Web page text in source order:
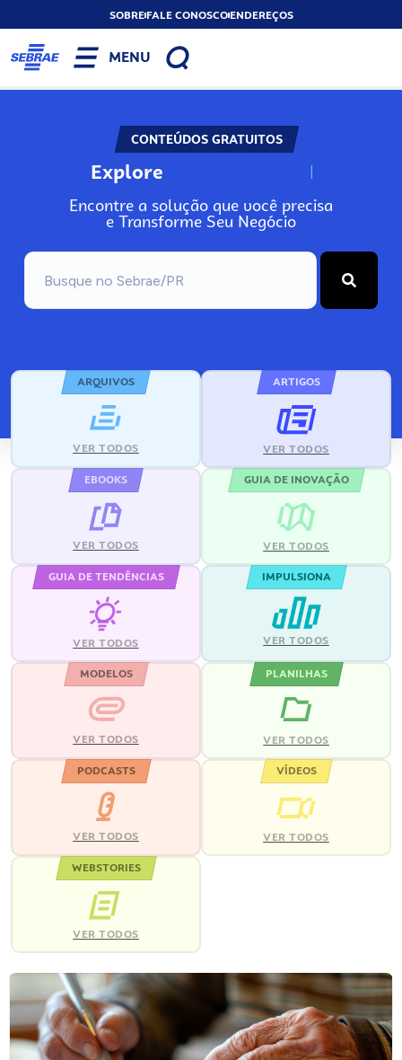
SOBREFALE CONOSCOENDEREÇOS
MENU
CONTEÚDOS GRATUITOS
Explore N
Encontre a solução que você precisa
e Transforme Seu Negócio
ARQUIVOS
VER TODOS
ARTIGOS
VER TODOS
EBOOKS
VER TODOS
GUIA DE INOVAÇÃO
VER TODOS
GUIA DE TENDÊNCIAS
VER TODOS
IMPULSIONA
VER TODOS
MODELOS
VER TODOS
PLANILHAS
VER TODOS
PODCASTS
VER TODOS
VÍDEOS
VER TODOS
WEBSTORIES
VER TODOS